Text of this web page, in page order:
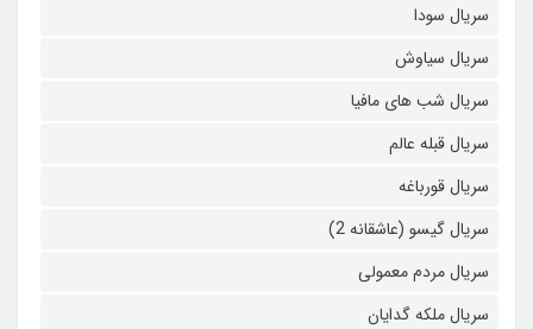
سریال سودا
سریال سیاوش
سریال شب های مافیا
سریال قبله عالم
سریال قورباغه
سریال گیسو (عاشقانه 2)
سریال مردم معمولی
سریال ملکه گدایان